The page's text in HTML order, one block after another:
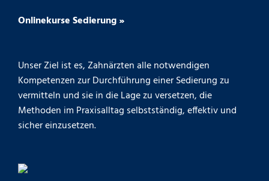
Onlinekurse Sedierung »
Unser Ziel ist es, Zahnärzten alle notwendigen
Kompetenzen zur Durchführung einer Sedierung zu
vermitteln und sie in die Lage zu versetzen, die
Methoden im Praxisalltag selbstständig, effektiv und
sicher einzusetzen.